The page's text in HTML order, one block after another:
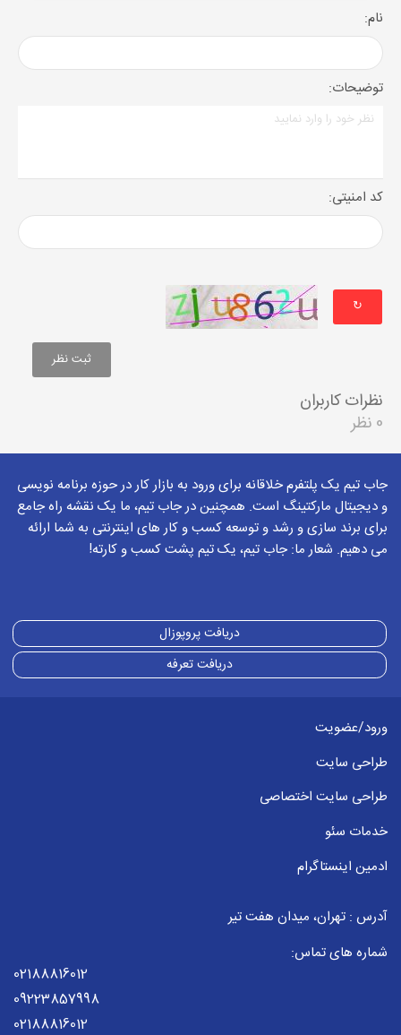
نام:
توضیحات:
کد امنیتی:
↻
نظرات کاربران
0 نظر
جاب تیم یک پلتفرم خلاقانه برای ورود به بازار کار در حوزه برنامه نویسی
و دیجیتال مارکتینگ است. همچنین در جاب تیم، ما یک نقشه راه جامع
برای برند سازی و رشد و توسعه کسب و کار های اینترنتی به شما ارائه
می دهیم. شعار ما: جاب تیم، یک تیم پشت کسب و کارته!
دریافت پروپوزال
دریافت تعرفه
ورود/عضویت
طراحی سایت
طراحی سایت اختصاصی
خدمات سئو
ادمین اینستاگرام
آدرس : تهران، میدان هفت تیر
شماره های تماس:
02188816012
09223857998
02188816012